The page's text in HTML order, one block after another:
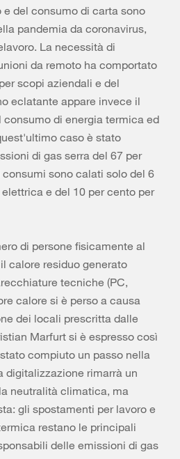
del consumo di carta sono
pandemia da coronavirus,
La necessità di
da remoto ha comportato
scopi aziendali e del
eclatante appare invece il
di energia termica ed
caso è stato
di gas serra del 67 per
sono calati solo del 6
e del 10 per cento per
di persone fisicamente al
calore residuo generato
tecniche (PC,
calore si è perso a causa
dei locali prescritta dalle
Marfurt si è espresso così
compiuto un passo nella
digitalizzazione rimarrà un
neutralità climatica, ma
gli spostamenti per lavoro e
restano le principali
delle emissioni di gas